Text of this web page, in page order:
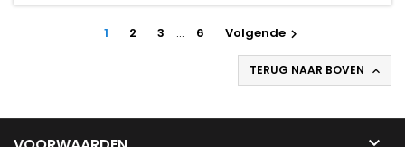
1 2 3 … 6 Volgende
TERUG NAAR BOVEN 